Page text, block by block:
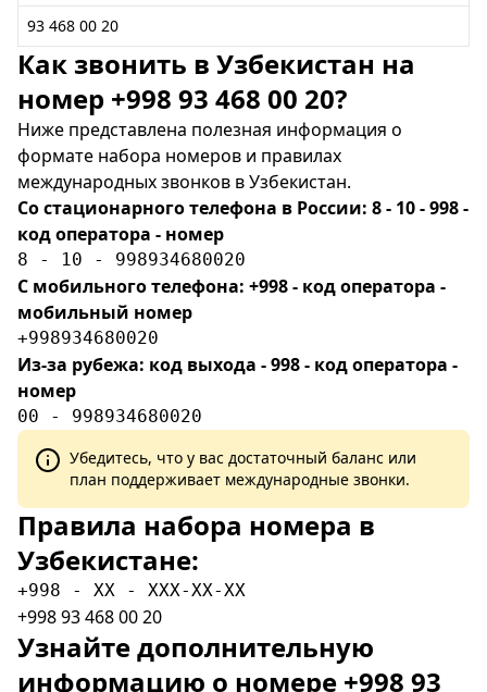
93 468 00 20
Как звонить в Узбекистан на
номер +998 93 468 00 20?
Ниже представлена полезная информация о
формате набора номеров и правилах
международных звонков в Узбекистан.
Со стационарного телефона в России: 8 - 10 - 998 -
код оператора - номер
8 - 10 - 998934680020
С мобильного телефона: +998 - код оператора -
мобильный номер
+998934680020
Из-за рубежа: код выхода - 998 - код оператора -
номер
00 - 998934680020
Убедитесь, что у вас достаточный баланс или
план поддерживает международные звонки.
Правила набора номера в
Узбекистане:
+998 - XX - XXX-XX-XX
+998 93 468 00 20
Узнайте дополнительную
информацию о номере +998 93